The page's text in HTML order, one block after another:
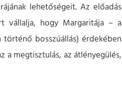
lehetőségeit. Az előadás
vállalja, hogy Margaritája – a
bosszúállás) érdekében
a megtisztulás, az átlényegülés,